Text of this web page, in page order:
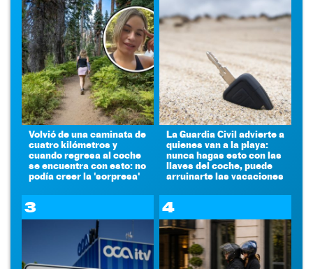
Volvió de una caminata de
cuatro kilómetros y
cuando regresa al coche
se encuentra con esto: no
podía creer la 'sorpresa'
La Guardia Civil advierte a
quienes van a la playa:
nunca hagas esto con las
llaves del coche, puede
arruinarte las vacaciones
3 4